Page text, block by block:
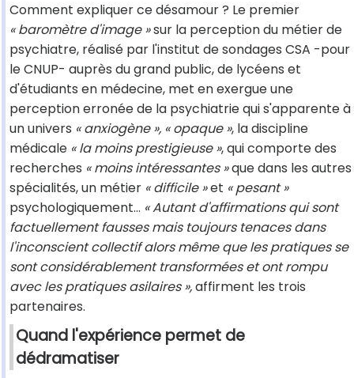
Comment expliquer ce désamour ? Le premier
« baromètre d'image »sur la perception du métier de
psychiatre, réalisé par l'institut de sondages CSA -pour
le CNUP- auprès du grand public, de lycéens et
d'étudiants en médecine, met en exergue une
perception erronée de la psychiatrie qui s'apparente à
un univers « anxiogène », « opaque », la discipline
médicale « la moins prestigieuse », qui comporte des
recherches « moins intéressantes »que dans les autres
spécialités, un métier « difficile »et « pesant »
psychologiquement... « Autant d'affirmations qui sont
factuellement fausses mais toujours tenaces dans
l'inconscient collectif alors même que les pratiques se
sont considérablement transformées et ont rompu
avec les pratiques asilaires »,affirment les trois
partenaires.
Quand l'expérience permet de
dédramatiser